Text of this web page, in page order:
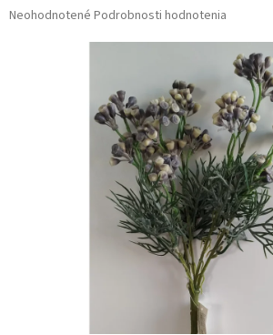
Priemerné
Neohodnotené Podrobnosti hodnotenia